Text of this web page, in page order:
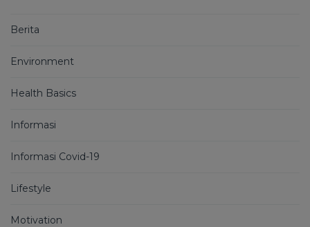
Berita
Environment
Health Basics
Informasi
Informasi Covid-19
Lifestyle
Motivation